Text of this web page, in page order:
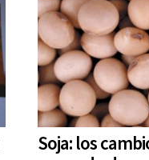
Soja: los